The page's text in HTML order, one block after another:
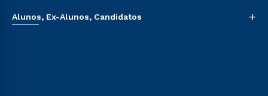
Alunos, Ex-Alunos, Candidatos +